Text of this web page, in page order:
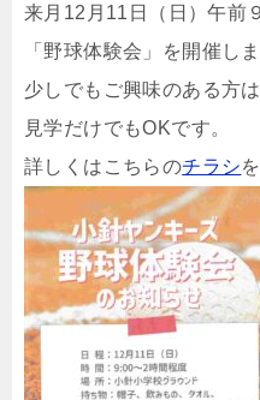
来月12月11日（日）午前
「野球体験会」を開催しま
少しでもご興味のある方
見学だけでもOKです。
詳しくはこちらのチラシ